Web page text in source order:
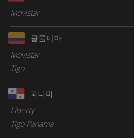
Movistar
콜롬비아
Movistar
Tigo
파나마
Liberty
Tigo Panama